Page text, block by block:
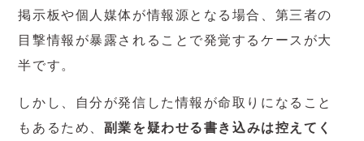
掲示板や個人媒体が情報源となる場合、第三者の
目撃情報が暴露されることで発覚するケースが大
半です。
しかし、自分が発信した情報が命取りになること
もあるため、 副業を疑わせる書き込みは控えてく